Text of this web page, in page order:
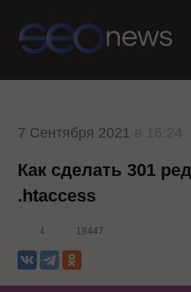
7 Сентября 2021
Как сделать 301
.htaccess
4 18447